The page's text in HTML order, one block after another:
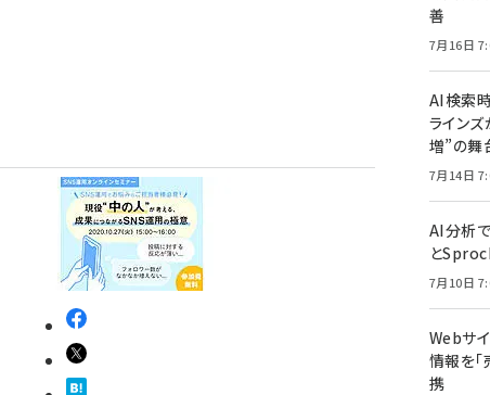
善
7月16日
AI検索
ライン
増”の舞
7月14日
AI分析
と
7月10日
Webサ
情報を
携